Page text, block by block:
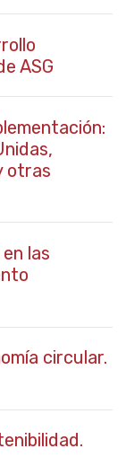
ASG
otras
las
circular.